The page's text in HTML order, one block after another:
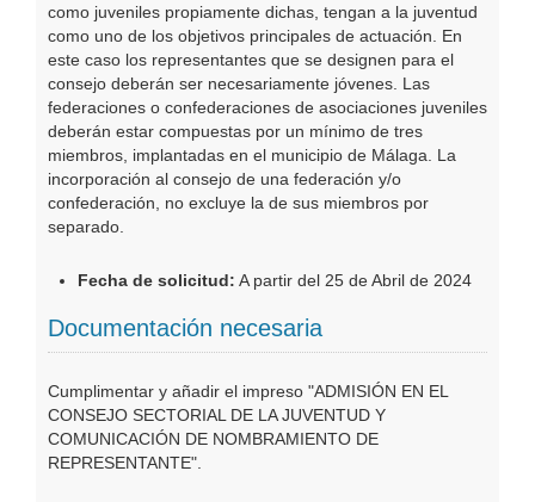
como juveniles propiamente dichas, tengan a la juventud
como uno de los objetivos principales de actuación. En
este caso los representantes que se designen para el
consejo deberán ser necesariamente jóvenes. Las
federaciones o confederaciones de asociaciones juveniles
deberán estar compuestas por un mínimo de tres
miembros, implantadas en el municipio de Málaga. La
incorporación al consejo de una federación y/o
confederación, no excluye la de sus miembros por
separado.
Fecha de solicitud: A partir del 25 de Abril de 2024
Documentación necesaria
Cumplimentar y añadir el impreso "ADMISIÓN EN EL
CONSEJO SECTORIAL DE LA JUVENTUD Y
COMUNICACIÓN DE NOMBRAMIENTO DE
REPRESENTANTE".